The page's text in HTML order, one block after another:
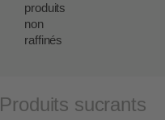
produits
non
raffinés
Produits sucrants